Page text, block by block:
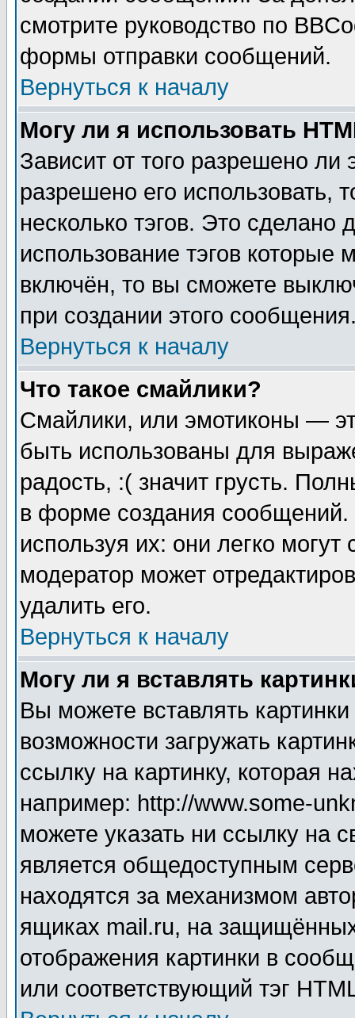
смотрите руководство по
формы отправки сообщений.
Вернуться к началу
Могу ли я использовать
Зависит от того разрешено
разрешено его использовать,
несколько тэгов. Это сделано
использование тэгов
включён, то вы сможете
при создании этого
Вернуться к началу
Что такое смайлики?
Смайлики, или эмотиконы —
быть использованы для
радость, :( значит грусть.
в форме создания сообщений.
используя их: они легко
модератор может
удалить его.
Вернуться к началу
Могу ли я вставлять
Вы можете вставлять
возможности загружать
ссылку на картинку, которая
например: http://www.some-
можете указать ни ссылку на
является общедоступным
находятся за механизмом
ящиках mail.ru, на
отображения картинки в
или соответствующий тэг